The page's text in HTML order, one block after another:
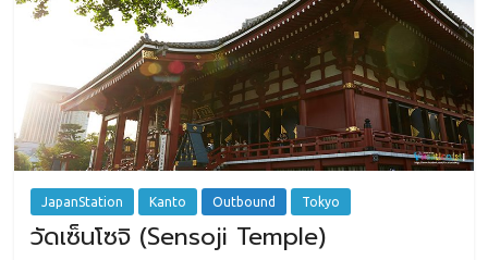
JapanStation Kanto Outbound Tokyo
วัดเซ็นโซจิ (Sensoji Temple)